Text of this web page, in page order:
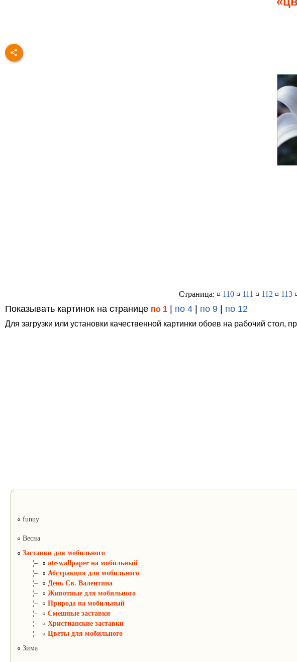
Страница: ¤ 110 ¤ 111 ¤ 112 ¤ 113
Показывать картинок на странице по 1 | по 4 | по 9 | по 12
Для загрузки или установки качественной картинки обоев на рабочий
funny
Весна
Заставки для мобильного
¦–
atr-wallpaper на мобильный
¦–
Абстракция для мобильного
¦–
День Св. Валентина
¦–
Животные для мобильного
¦–
Природа на мобильный
¦–
Смешные заставки
¦–
Христианские заставки
¦–
Цветы для мобильного
Зима